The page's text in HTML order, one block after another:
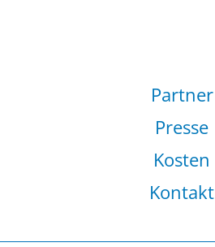
Partner
Presse
Kosten
Kontakt